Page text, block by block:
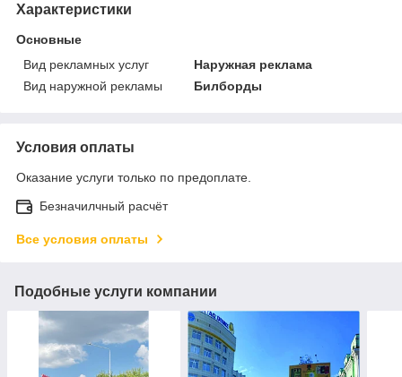
Характеристики
Основные
Вид рекламных услуг
Наружная реклама
Вид наружной рекламы
Билборды
Условия оплаты
Оказание услуги только по предоплате.
Безначилчный расчёт
Все условия оплаты
Подобные услуги компании